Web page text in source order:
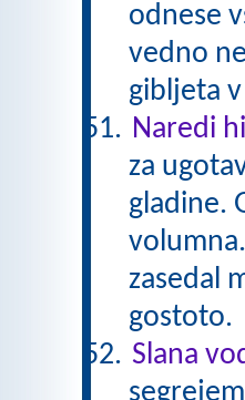
odnese
vedno
gibljeta
Naredi
za
gladine.
zasedal
gostoto.
Slana